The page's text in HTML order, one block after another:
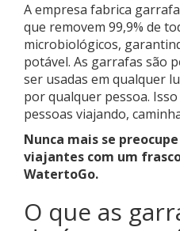
A empresa fabrica
que removem 99,9% de
microbiológicos,
potável. As garrafas são
ser usadas em qualquer
por qualquer pessoa.
pessoas viajando,
Nunca mais se
viajantes com um
WatertoGo.
O que as